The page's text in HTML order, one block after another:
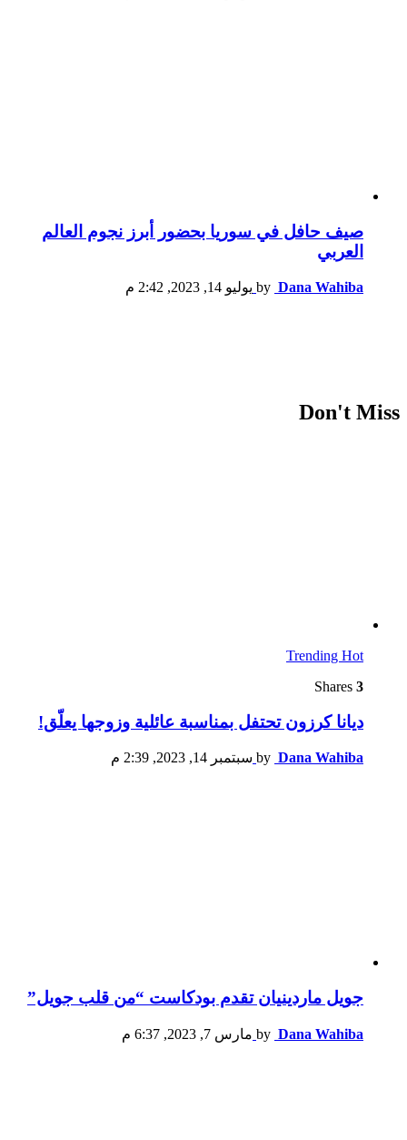
صيف حافل في سوريا بحضور أبرز نجوم العالم
العربي
by Dana Wahiba يوليو 14, 2023, 2:42 م
Don't Miss
Trending Hot
3
ديانا كرزون تحتفل بمناسبة عائلية وزوجها يعلّق!
by Dana Wahiba سبتمبر 14, 2023, 2:39 م
جويل ماردينيان تقدم بودكاست “من قلب جويل”
by Dana Wahiba مارس 7, 2023, 6:37 م